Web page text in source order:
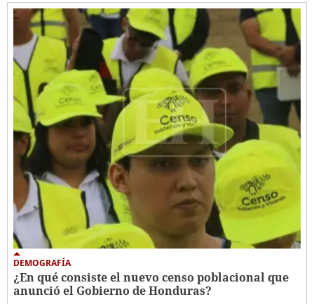
DEMOGRAFÍA
¿En qué consiste el nuevo censo poblacional que
anunció el Gobierno de Honduras?